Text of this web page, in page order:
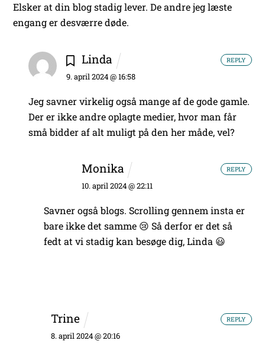
Elsker at din blog stadig lever. De andre jeg læste
engang er desværre døde.
Linda
9. april 2024 @ 16:58
Jeg savner virkelig også mange af de gode gamle.
Der er ikke andre oplagte medier, hvor man får
små bidder af alt muligt på den her måde, vel?
REPLY
Monika
10. april 2024 @ 22:11
Savner også blogs. Scrolling gennem insta er
bare ikke det samme 😢 Så derfor er det så
fedt at vi stadig kan besøge dig, Linda 😃
REPLY
Trine
8. april 2024 @ 20:16
REPLY